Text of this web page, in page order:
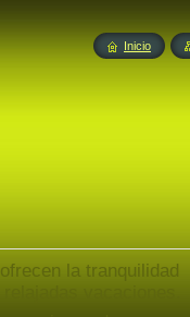
ofrecen la tranquilidad
Inicio